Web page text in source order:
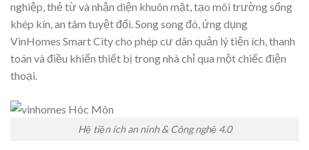
nghiệp, thẻ từ và nhận diện khuôn mặt, tạo môi trường sống
khép kín, an tâm tuyệt đối. Song song đó, ứng dụng
VinHomes Smart City cho phép cư dân quản lý tiện ích, thanh
toán và điều khiển thiết bị trong nhà chỉ qua một chiếc điện
thoại.
Hệ tiện ích an ninh & Công nghệ 4.0